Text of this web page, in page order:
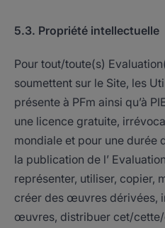
5.3. Propriété intellectuelle
Pour tout/toute(s)
soumettent sur le Site, les
présente à PFm ainsi qu’à
une licence gratuite,
mondiale et pour une durée
la publication de l’
représenter, utiliser, copier,
créer des œuvres dérivées,
œuvres, distribuer cet/cette/